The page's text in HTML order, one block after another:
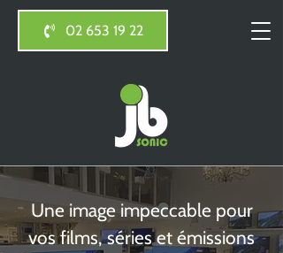
02 653 19 22
Une image impeccable pour
vos films, séries et émissions